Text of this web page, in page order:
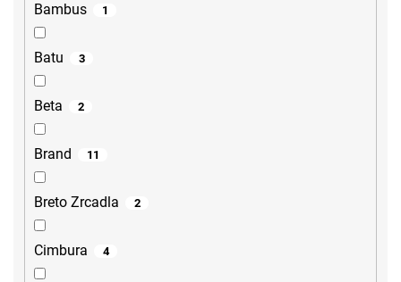
Bambus 1
Batu 3
Beta 2
Brand 11
Breto Zrcadla 2
Cimbura 4